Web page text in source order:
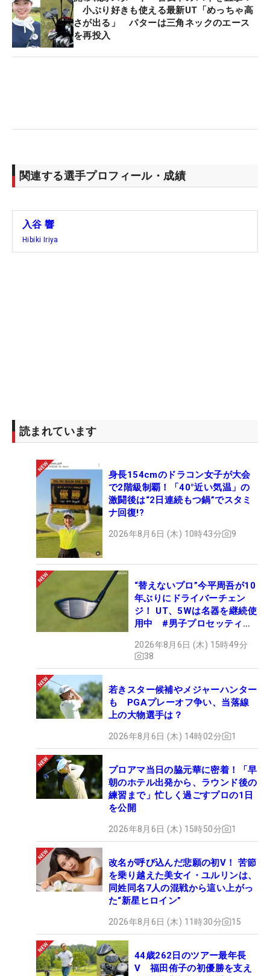
小ぶり好きも使える最新UT「めっちゃ高
さが出る」 パターは三角ネックのエース
を再投入
関連する選手プロフィール・成績
入谷 響
Hibiki Iriya
読まれています
身長154cmのドラコン女子が大会
で2階級制覇！「40°近い気温」の
激闘後は“2日連続もつ鍋”でスタミ
ナ回復!?
2026年8月6日 (木) 10時43分 9
“替えないプロ”今平周吾が10
年ぶりにドライバーチェン
ジ！ UT、5Wは名器を継続使
用中 #男子プロセッティン
2026年8月6日 (木) 15時49分
38
若きスター候補やメジャーハンター
も PGAプレーオフ争い、当落線
上の大物選手は？
2026年8月6日 (木) 14時02分 1
プロアマ当日の脇元華に密着！「早
朝のホテル出発から、ラウンド後の
練習まで」忙しく過ごすプロの1日
を公開
2026年8月6日 (木) 15時50分 1
改名が呼び込んだ悲願の初V！ 苦節
を乗り越えた美女イ・ユルリンは、
同姓同名7人の混戦から這い上がっ
た“新星ヒロイン”
2026年8月6日 (木) 11時30分 15
44歳262日のツアー最年長
V 福田侑子の初優勝を支え